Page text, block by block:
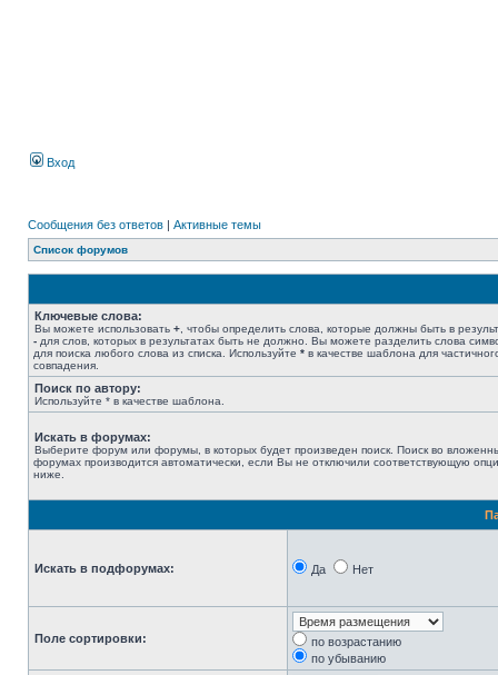
Вход
Сообщения без ответов | Активные темы
Список форумов
Ключевые слова:
Вы можете использовать + , чтобы определить слова, которые должны быть в
- для слов, которых в результатах быть не должно. Вы можете разделить слова
для поиска любого слова из списка. Используйте * в качестве шаблона для
совпадения.
Поиск по автору:
Используйте * в качестве шаблона.
Искать в форумах:
Выберите форум или форумы, в которых будет произведен поиск. Поиск во
форумах производится автоматически, если Вы не отключили соответствующую
ниже.
Искать в подфорумах: Да Нет
Поле сортировки:
по возрастанию
по убыванию